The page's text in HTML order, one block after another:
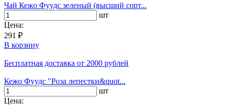
Чай Кежо Фуудс зеленый (высший сорт...
шт
Цена:
291 ₽
В корзину
Бесплатная доставка от 2000 рублей
Кежо Фуудс "Роза лепестки&quot...
шт
Цена: